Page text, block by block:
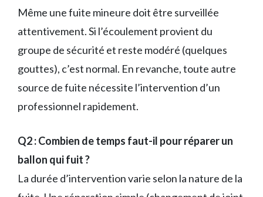
Même une fuite mineure doit être surveillée
attentivement. Si l’écoulement provient du
groupe de sécurité et reste modéré (quelques
gouttes), c’est normal. En revanche, toute autre
source de fuite nécessite l’intervention d’un
professionnel rapidement.
Q2 : Combien de temps faut-il pour réparer un
ballon qui fuit ?
La durée d’intervention varie selon la nature de la